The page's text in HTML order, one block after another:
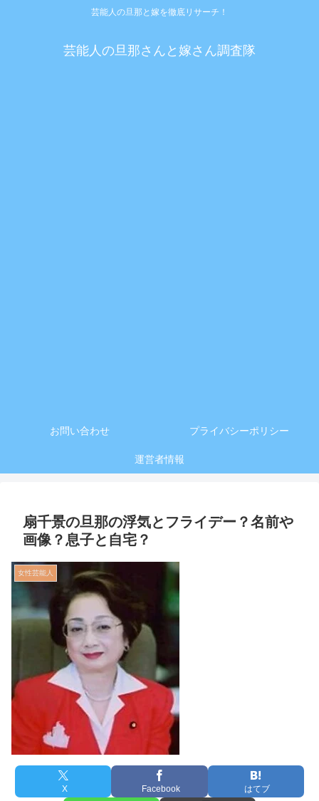
芸能人の旦那と嫁を徹底リサーチ！
芸能人の旦那さんと嫁さん調査隊
お問い合わせ プライバシーポリシー
運営者情報
扇千景の旦那の浮気とフライデー？名前や
画像？息子と自宅？
女性芸能人
X Facebook はてブ